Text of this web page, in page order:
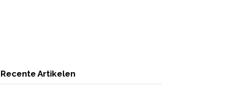
Recente Artikelen